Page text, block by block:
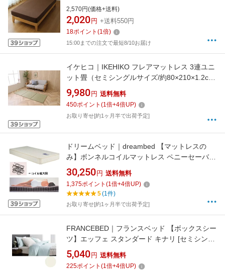
ングルサイズ/ブラウン）
2,570円(価格+送料)
2,020 円 +送料550円
18ポイント (1倍)
15:00までの注文で最短8/10お届け
イケヒコ｜IKEHIKO フレアマットレス 3連ユニ
ット畳（セミシングルサイズ/約80×210×1.2cm/
グリーン）
9,980 円 送料無料
450ポイント (1倍+4倍UP)
お取り寄せ[約1ヶ月半で出荷予定]
ドリームベッド｜dreambed 【マットレスの
み】ボンネルコイルマットレス ペニーセーバー
ホワイト 270F-4SS90 [セミシングルサイズ]
【キャンセル・返品不可】
30,250 円 送料無料
1,375ポイント (1倍+4倍UP)
5(1件)
お取り寄せ[約1ヶ月半で出荷予定]
FRANCEBED｜フランスベッド 【ボックスシー
ツ】エッフェ スタンダード キナリ [セミシング
ルサイズ]
5,040 円 送料無料
225ポイント (1倍+4倍UP)